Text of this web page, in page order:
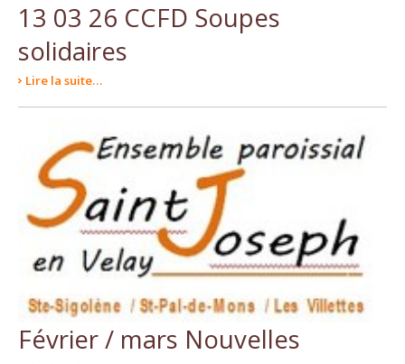
13 03 26 CCFD Soupes
solidaires
Lire la suite…
Février / mars Nouvelles